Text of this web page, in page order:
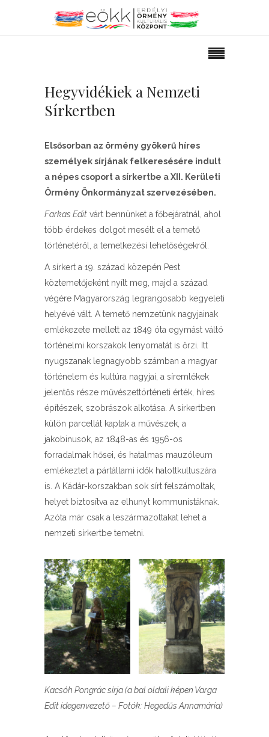
Hegyvidékiek a Nemzeti
Sírkertben
Elsősorban az örmény gyökerű híres
személyek sírjának felkeresésére indult
a népes csoport a sírkertbe a XII. Kerületi
Örmény Önkormányzat szervezésében.
Farkas Edit várt bennünket a főbejáratnál, ahol
több érdekes dolgot mesélt el a temető
történetéről, a temetkezési lehetőségekről.
A sírkert a 19. század közepén Pest
köztemetőjeként nyílt meg, majd a század
végére Magyarország legrangosabb kegyeleti
helyévé vált. A temető nemzetünk nagyjainak
emlékezete mellett az 1849 óta egymást váltó
történelmi korszakok lenyomatát is őrzi. Itt
nyugszanak legnagyobb számban a magyar
történelem és kultúra nagyjai, a síremlékek
jelentős része művészettörténeti érték, híres
építészek, szobrászok alkotása. A sírkertben
külön parcellát kaptak a művészek, a
jakobinusok, az 1848-as és 1956-os
forradalmak hősei, és hatalmas mauzóleum
emlékeztet a pártállami idők halottkultuszára
is. A Kádár-korszakban sok sírt felszámoltak,
helyet biztosítva az elhunyt kommunistáknak.
Azóta már csak a leszármazottakat lehet a
nemzeti sírkertbe temetni.
Kacsóh Pongrác sírja (a bal oldali képen Varga
Edit idegenvezető – Fotók: Hegedűs Annamária)